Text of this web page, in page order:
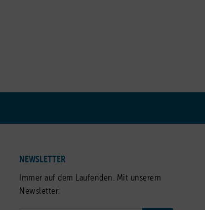
NEWSLETTER
Immer auf dem Laufenden. Mit unserem
Newsletter: